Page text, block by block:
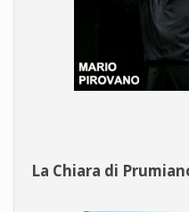
La Chiara di